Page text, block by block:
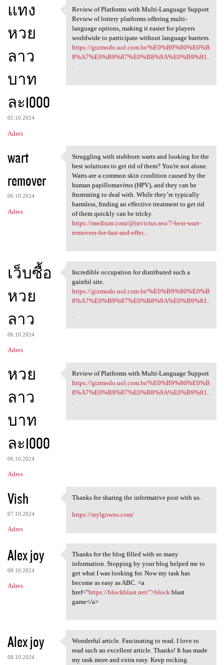
แทง
หวย
ลาว
บาท
ละ1000
05.10.2024
Adres
Review of Platforms with
Review of Platforms with Multi-Language Support
Review of lottery platforms offering multi-
language options, making it easier for players
worldwide to participate without language barriers.
https://gizmodo.uol.com.br/%E0%B9%80%E0%B
8%A7%E0%B9%87%E0%B8%9A%E0%B9%81..
.
wart
remover
06.10.2024
Adres
Struggling with stubborn
Struggling with stubborn warts and looking for the
best solutions to get rid of them? You're not alone.
Warts are a common skin condition caused by the
human papillomavirus (HPV), and they can be
frustrating to deal with. While they’re typically
harmless, finding an effective treatment to get rid
of them quickly can be tricky.
https://medium.com/@invictus.seo/7-best-wart-
removers-for-fast-and-effec...
เว็บซื้อ
หวย
ลาว
06.10.2024
Adres
Incredible occupation for
Incredible occupation for distributed such a
gainful site.
https://gizmodo.uol.com.br/%E0%B9%80%E0%B
8%A7%E0%B9%87%E0%B8%9A%E0%B9%81..
หวย
ลาว
บาท
ละ1000
06.10.2024
Adres
Review of Platforms with
Review of Platforms with Multi-Language Support
https://gizmodo.uol.com.br/%E0%B9%80%E0%B
8%A7%E0%B9%87%E0%B8%9A%E0%B9%81..
Vish
07.10.2024
Adres
Thanks for sharing the
Thanks for sharing the informative post with us.
https://stylgowns.com/
Alex joy
08.10.2024
Adres
Thanks for the blog filled
Thanks for the blog filled with so many
information. Stopping by your blog helped me to
get what I was looking for. Now my task has
become as easy as ABC. <a
href="https://blockblast.net/">block blast
game</a>
Alex joy
08.10.2024
Wonderful article.
Wonderful article. Fascinating to read. I love to
read such an excellent article. Thanks! It has made
my task more and extra easy. Keep rocking.